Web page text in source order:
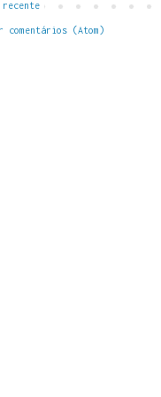
recente
comentários (Atom)